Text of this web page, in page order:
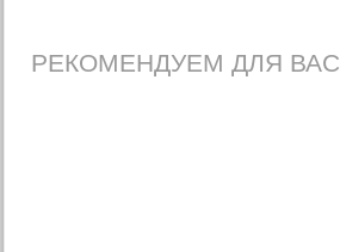
РЕКОМЕНДУЕМ ДЛЯ ВАС